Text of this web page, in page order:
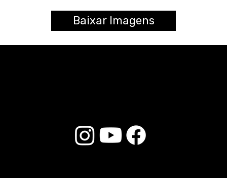
Baixar Imagens